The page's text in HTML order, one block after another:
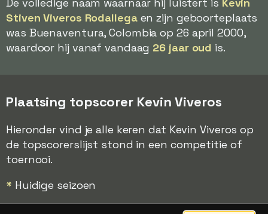
Stiven Viveros Rodallegaen zijn geboorteplaats
was Buenaventura, Colombia op 26 april 2000,
waardoor hij vanaf vandaag 26 jaar oud is.
Plaatsing topscorer Kevin Viveros
Hieronder vind je alle keren dat Kevin Viveros op
de topscorerslijst stond in een competitie of
toernooi.
* Huidige seizoen